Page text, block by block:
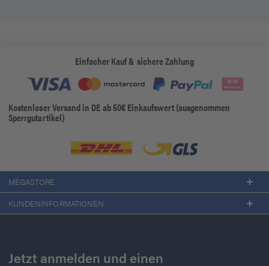
Einfacher Kauf & sichere Zahlung
Kostenloser Versand in DE ab 50€ Einkaufswert (ausgenommen
Sperrgutartikel)
MEGASTORE
KUNDENINFORMATIONEN
Jetzt anmelden und einen